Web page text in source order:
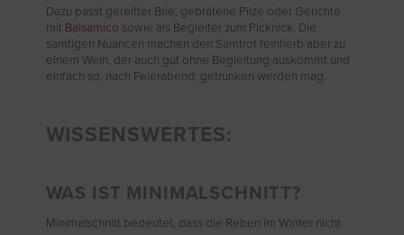
Dazu passt gereifter Brie, gebratene Pilze oder Gerichte
mit Balsamico sowie als Begleiter zum Picknick. Die
samtigen Nuancen machen den Samtrot feinherb aber zu
einem Wein, der auch gut ohne Begleitung auskommt und
einfach so, nach Feierabend, getrunken werden mag.
WISSENSWERTES:
WAS IST MINIMALSCHNITT?
Minimalschnitt bedeutet, dass die Reben im Winter nicht